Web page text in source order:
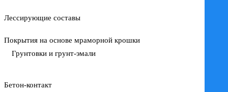
Лессирующие составы
Покрытия на основе мраморной крошки
Грунтовки и грунт-эмали
Бетон-контакт